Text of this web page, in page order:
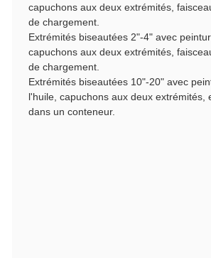
capuchons aux deux extrémités,
de chargement.
Extrémités biseautées 2"-4" avec
capuchons aux deux extrémités,
de chargement.
Extrémités biseautées 10"-20" avec
l'huile, capuchons aux deux extrémités,
dans un conteneur.